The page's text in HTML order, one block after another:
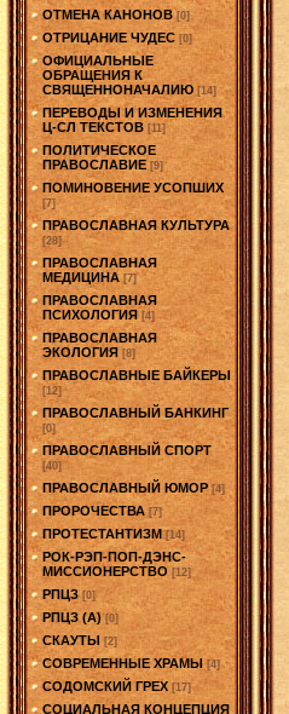
ОТМЕНА КАНОНОВ [0]
ОТРИЦАНИЕ ЧУДЕС [0]
ОФИЦИАЛЬНЫЕ
ОБРАЩЕНИЯ К
СВЯЩЕННОНАЧАЛИЮ [14]
ПЕРЕВОДЫ И ИЗМЕНЕНИЯ
Ц-СЛ ТЕКСТОВ [11]
ПОЛИТИЧЕСКОЕ
ПРАВОСЛАВИЕ [9]
ПОМИНОВЕНИЕ УСОПШИХ
[7]
ПРАВОСЛАВНАЯ КУЛЬТУРА
[28]
ПРАВОСЛАВНАЯ
МЕДИЦИНА [7]
ПРАВОСЛАВНАЯ
ПСИХОЛОГИЯ [4]
ПРАВОСЛАВНАЯ
ЭКОЛОГИЯ [8]
ПРАВОСЛАВНЫЕ БАЙКЕРЫ
[12]
ПРАВОСЛАВНЫЙ БАНКИНГ
[0]
ПРАВОСЛАВНЫЙ СПОРТ
[40]
ПРАВОСЛАВНЫЙ ЮМОР [4]
ПРОРОЧЕСТВА [7]
ПРОТЕСТАНТИЗМ [14]
РОК-РЭП-ПОП-ДЭНС-
МИССИОНЕРСТВО [12]
РПЦЗ [0]
РПЦЗ (А) [0]
СКАУТЫ [2]
СОВРЕМЕННЫЕ ХРАМЫ [4]
СОДОМСКИЙ ГРЕХ [17]
СОЦИАЛЬНАЯ КОНЦЕПЦИЯ